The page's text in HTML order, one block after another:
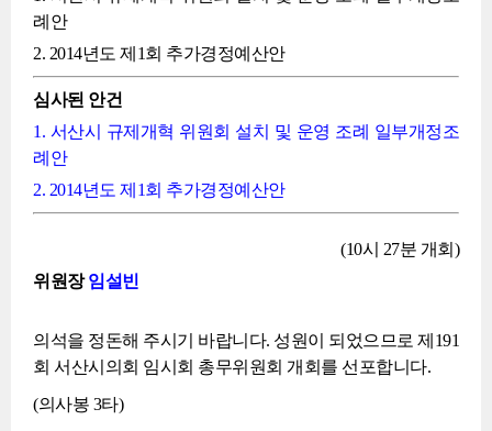
례안
2. 2014년도 제1회 추가경정예산안
심사된 안건
1. 서산시 규제개혁 위원회 설치 및 운영 조례 일부개정조
례안
2. 2014년도 제1회 추가경정예산안
(10시 27분 개회)
위원장임설빈
의석을 정돈해 주시기 바랍니다. 성원이 되었으므로 제191
회 서산시의회 임시회 총무위원회 개회를 선포합니다.
(의사봉 3타)